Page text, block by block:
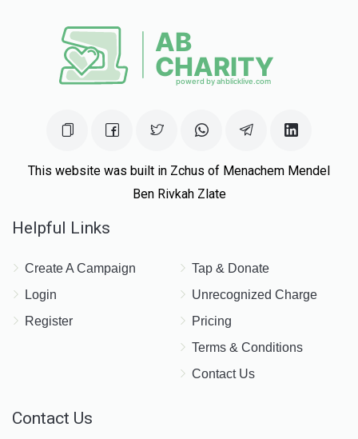
This website was built in Zchus of Menachem Mendel
Ben Rivkah Zlate
Helpful Links
Create A Campaign
Login
Register
Tap & Donate
Unrecognized Charge
Pricing
Terms & Conditions
Contact Us
Contact Us